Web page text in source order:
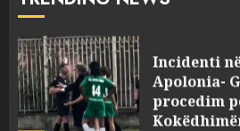
1
Incidenti
Apolonia-
procedim